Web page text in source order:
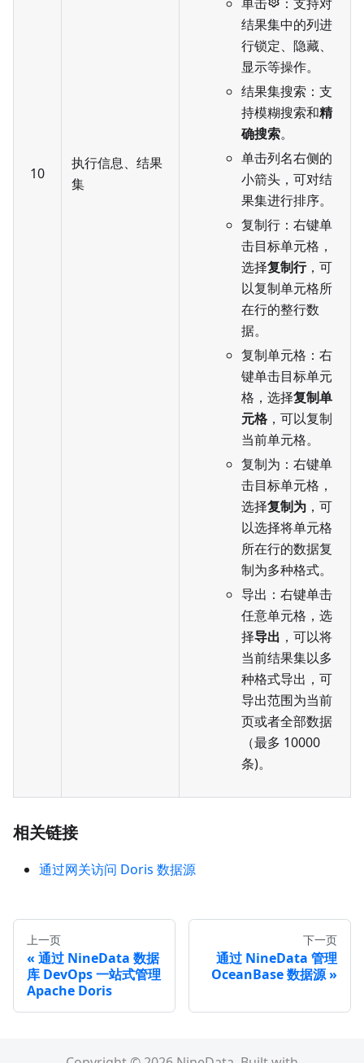
10
执行信息、结果
集
结果集中的列进
行锁定、隐藏、
显示等操作。
结果集搜索：支
持模糊搜索和精
确搜索。
单击列名右侧的
小箭头，可对结
果集进行排序。
复制行：右键单
击目标单元格，
选择复制行，可
以复制单元格所
在行的整行数
据。
复制单元格：右
键单击目标单元
格，选择复制单
元格，可以复制
当前单元格。
复制为：右键单
击目标单元格，
选择复制为 ，可
以选择将单元格
所在行的数据复
制为多种格式。
导出：右键单击
任意单元格，选
择导出 ，可以将
当前结果集以多
种格式导出，可
导出范围为当前
页或者全部数据
（最多 10000
条)。
相关链接
通过网关访问 Doris 数据源
上一页
通过 NineData 数据
库 DevOps 一站式管理
Apache Doris
下一页
通过 NineData 管理
OceanBase 数据源